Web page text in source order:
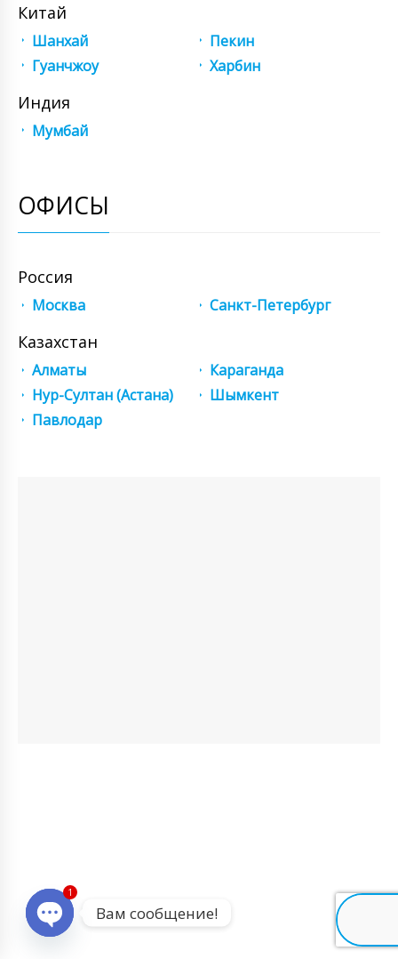
Китай
Шанхай
Пекин
Гуанчжоу
Харбин
Индия
Мумбай
ОФИСЫ
Россия
Москва Санкт-Петербург
Казахстан
Алматы
Караганда
Нур-Султан (Астана)
Шымкент
Павлодар
Вам сообщение!
1